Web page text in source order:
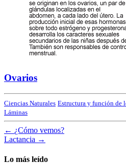
Ovarios
Ciencias Naturales Estructura y función de
Láminas
← ¿Cómo vemos?
Lactancia →
Lo más leído